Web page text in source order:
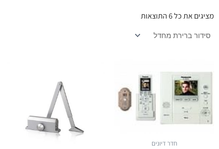
מציגים את כל ⁦6⁩ התוצאות
חדר דיונים